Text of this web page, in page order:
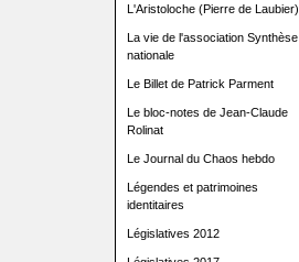
L'Aristoloche (Pierre de Laubier)
La vie de l'association Synthèse
nationale
Le Billet de Patrick Parment
Le bloc-notes de Jean-Claude
Rolinat
Le Journal du Chaos hebdo
Légendes et patrimoines
identitaires
Législatives 2012